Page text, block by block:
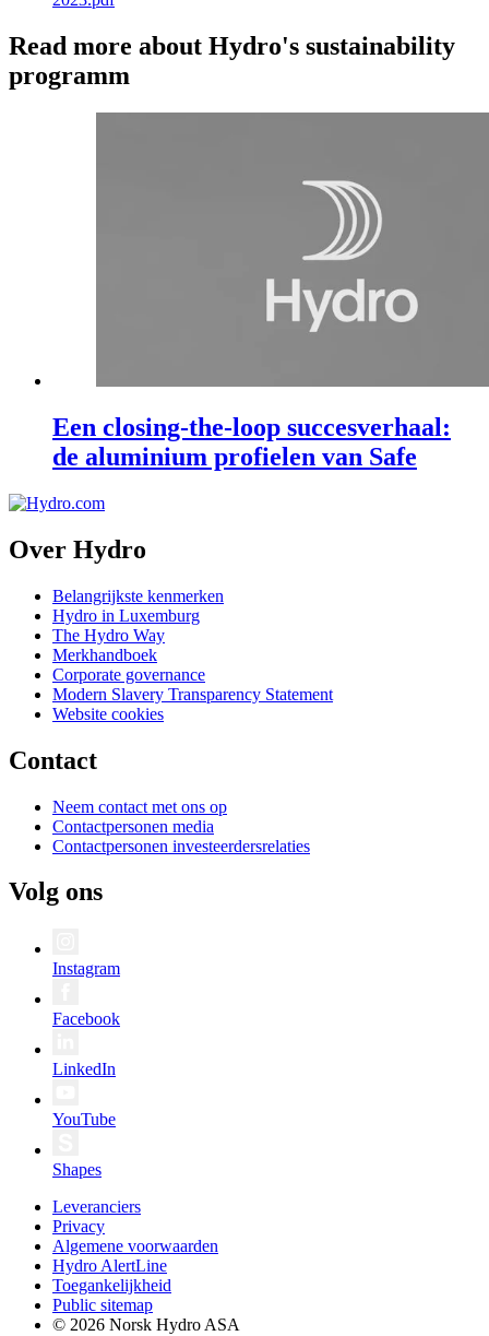
Read more about Hydro's sustainability
programm
Een closing-the-loop succesverhaal:
de aluminium profielen van Safe
Over Hydro
Belangrijkste kenmerken
Hydro in Luxemburg
The Hydro Way
Merkhandboek
Corporate governance
Modern Slavery Transparency Statement
Website cookies
Contact
Neem contact met ons op
Contactpersonen media
Contactpersonen investeerdersrelaties
Volg ons
Instagram
Facebook
LinkedIn
YouTube
Shapes
Leveranciers
Privacy
Algemene voorwaarden
Hydro AlertLine
Toegankelijkheid
Public sitemap
© 2026 Norsk Hydro ASA